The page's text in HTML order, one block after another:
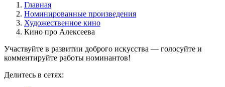
Главная
Номинированные произведения
Художественное кино
Кино про Алексеева
Участвуйте в развитии доброго искусства — голосуйте и
комментируйте работы номинантов!
Делитесь в сетях: